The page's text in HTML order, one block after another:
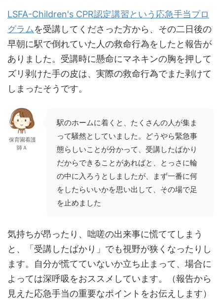
LSFA-Children's CPR認定講習という応急手当プロ
グラムを受講してくださった方から、その二日後の
早朝に駅で倒れていた人の救命行為をしたと報告が
ありました。受講時に懸命にマネキンの胸を押して
ズリ剥けた手の皮は、実際の救命行為でまた剥けて
しまったそうです。
保育園看護
師Ａ
駅のホームに着くと、たくさんの人が集ま
って騒然としていました。どうやら緊急事
態らしいことが分かって、受講したばかり
だからできることがあればと、とっさに輪
の中に入ろうとしましたが、まず一番に何
をしたらいいかを思い出して、その場で足
を止めました
気持ちが昂ったり、咄嗟の出来事に慌ててしまう
と、「受講したばかり」でも視野が狭くなったりし
ます。自分が慌てていないか立ち止まって、場合に
よっては深呼吸をおススメしています。（報告から
見えた応急手当の重要なポイントをお伝えします）